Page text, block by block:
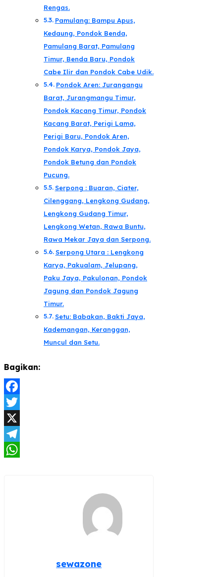
Rengas.
Pamulang: Bampu Apus,
Kedaung, Pondok Benda,
Pamulang Barat, Pamulang
Timur, Benda Baru, Pondok
Cabe Ilir dan Pondok Cabe Udik.
Pondok Aren: Jurangangu
Barat, Jurangmangu Timur,
Pondok Kacang Timur, Pondok
Kacang Barat, Perigi Lama,
Perigi Baru, Pondok Aren,
Pondok Karya, Pondok Jaya,
Pondok Betung dan Pondok
Pucung.
Serpong : Buaran, Ciater,
Cilenggang, Lengkong Gudang,
Lengkong Gudang Timur,
Lengkong Wetan, Rawa Buntu,
Rawa Mekar Jaya dan Serpong.
Serpong Utara : Lengkong
Karya, Pakualam, Jelupang,
Paku Jaya, Pakulonan, Pondok
Jagung dan Pondok Jagung
Timur.
Setu: Babakan, Bakti Jaya,
Kademangan, Keranggan,
Muncul dan Setu.
Bagikan:
Facebook
Twitter
X
Telegram
sewazone